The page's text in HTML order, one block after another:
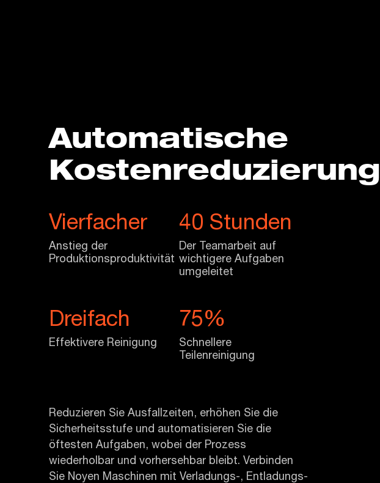
Automatische
Kostenreduzierung
Vierfacher
Anstieg der
Produktionsproduktivität
40 Stunden
Der Teamarbeit auf
wichtigere Aufgaben
umgeleitet
Dreifach
Effektivere Reinigung
75%
Schnellere
Teilenreinigung
Reduzieren Sie Ausfallzeiten, erhöhen Sie die
Sicherheitsstufe und automatisieren Sie die
öftesten Aufgaben, wobei der Prozess
wiederholbar und vorhersehbar bleibt. Verbinden
Sie Noyen Maschinen mit Verladungs-, Entladungs-